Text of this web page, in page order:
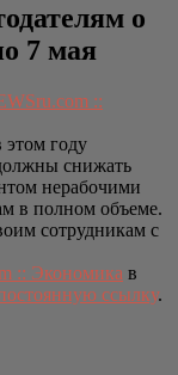
о
7 мая
::
году
снижать
нерабочими
в полном объеме.
сотрудникам с
:: Экономика в
ссылку.